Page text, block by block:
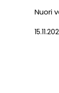
Nuori